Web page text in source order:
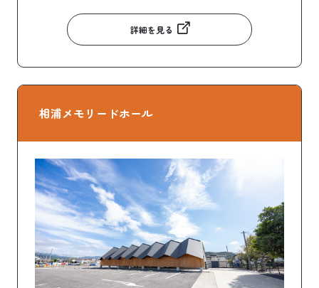
詳細を見る
相浦メモリードホール